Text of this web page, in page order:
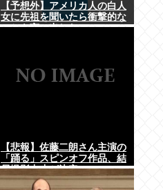
【予想外】アメリカ人の白人
女に先祖を聞いたら衝撃的な
ことを言い出した
【悲報】佐藤二朗さん主演の
「踊る」スピンオフ作品、結
局撮影中止が決定www